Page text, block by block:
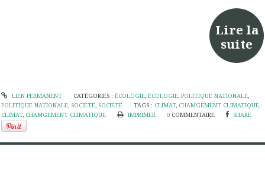
Lire la
suite
LIEN PERMANENT CATÉGORIES : ÉCOLOGIE, ÉCOLOGIE, POLITIQUE NATIONALE,
POLITIQUE NATIONALE, SOCIÉTÉ, SOCIÉTÉ TAGS : CLIMAT, CHAMGEMENT CLIMATIQUE,
CLIMAT, CHAMGEMENT CLIMATIQUE IMPRIMER 0 COMMENTAIRE SHARE